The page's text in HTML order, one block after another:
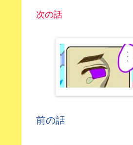
次の話
前の話